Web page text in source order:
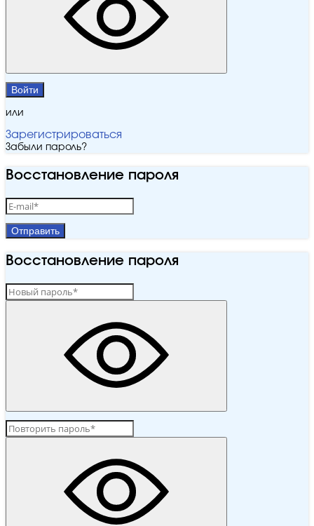
Войти
или
Зарегистрироваться
Забыли пароль?
Восстановление пароля
Отправить
Восстановление пароля